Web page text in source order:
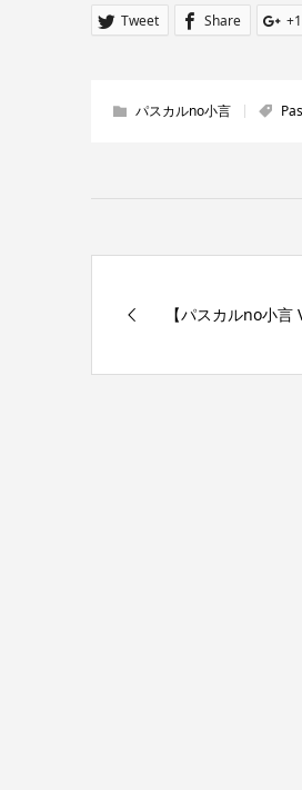
き
ま
す)
い
ィ
開
き
Tweet Share +1
パスカルno小言
【パスカルno小